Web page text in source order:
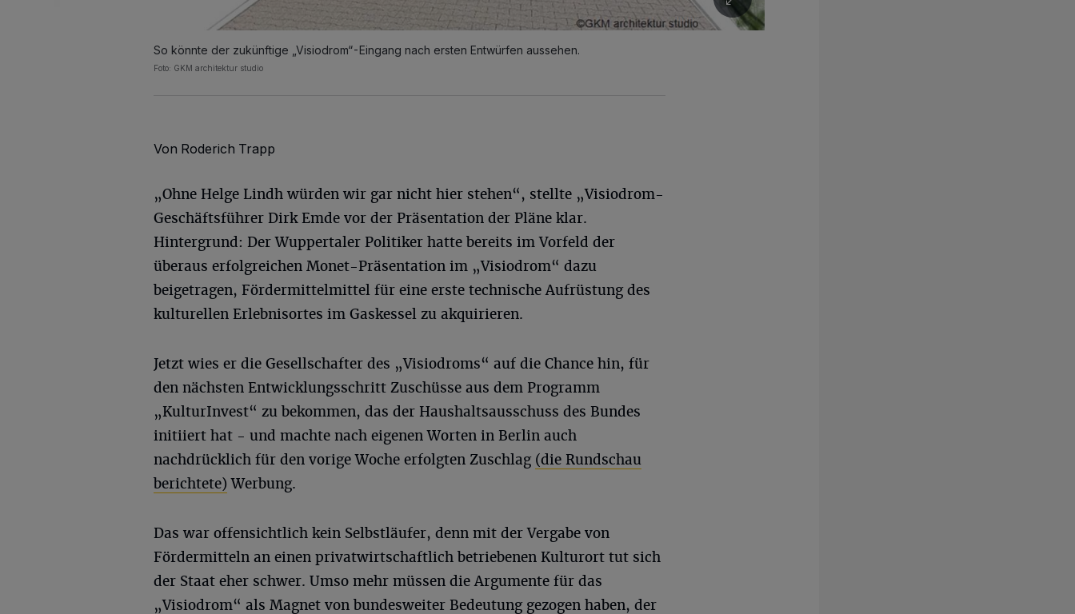
So könnte der zukünftige „Visiodrom“-Eingang nach ersten Entwürfen aussehen.
Foto: GKM architektur studio
Von Roderich Trapp
„Ohne Helge Lindh würden wir gar nicht hier stehen“, stellte „Visiodrom-
Geschäftsführer Dirk Emde vor der Präsentation der Pläne klar.
Hintergrund: Der Wuppertaler Politiker hatte bereits im Vorfeld der
überaus erfolgreichen Monet-Präsentation im „Visiodrom“ dazu
beigetragen, Fördermittelmittel für eine erste technische Aufrüstung des
kulturellen Erlebnisortes im Gaskessel zu akquirieren.
Jetzt wies er die Gesellschafter des „Visiodroms“ auf die Chance hin, für
den nächsten Entwicklungsschritt Zuschüsse aus dem Programm
„KulturInvest“ zu bekommen, das der Haushaltsausschuss des Bundes
initiiert hat - und machte nach eigenen Worten in Berlin auch
nachdrücklich für den vorige Woche erfolgten Zuschlag (die Rundschau
berichtete) Werbung.
Das war offensichtlich kein Selbstläufer, denn mit der Vergabe von
Fördermitteln an einen privatwirtschaftlich betriebenen Kulturort tut sich
der Staat eher schwer. Umso mehr müssen die Argumente für das
„Visiodrom“ als Magnet von bundesweiter Bedeutung gezogen haben, der